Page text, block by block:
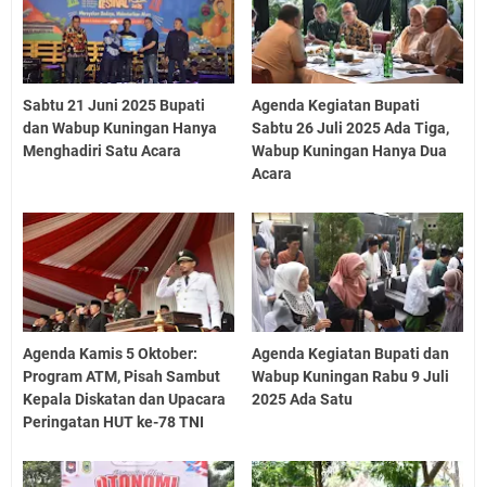
Sabtu 21 Juni 2025 Bupati
dan Wabup Kuningan Hanya
Menghadiri Satu Acara
Agenda Kegiatan Bupati
Sabtu 26 Juli 2025 Ada Tiga,
Wabup Kuningan Hanya Dua
Acara
Agenda Kamis 5 Oktober:
Program ATM, Pisah Sambut
Kepala Diskatan dan Upacara
Peringatan HUT ke-78 TNI
Agenda Kegiatan Bupati dan
Wabup Kuningan Rabu 9 Juli
2025 Ada Satu